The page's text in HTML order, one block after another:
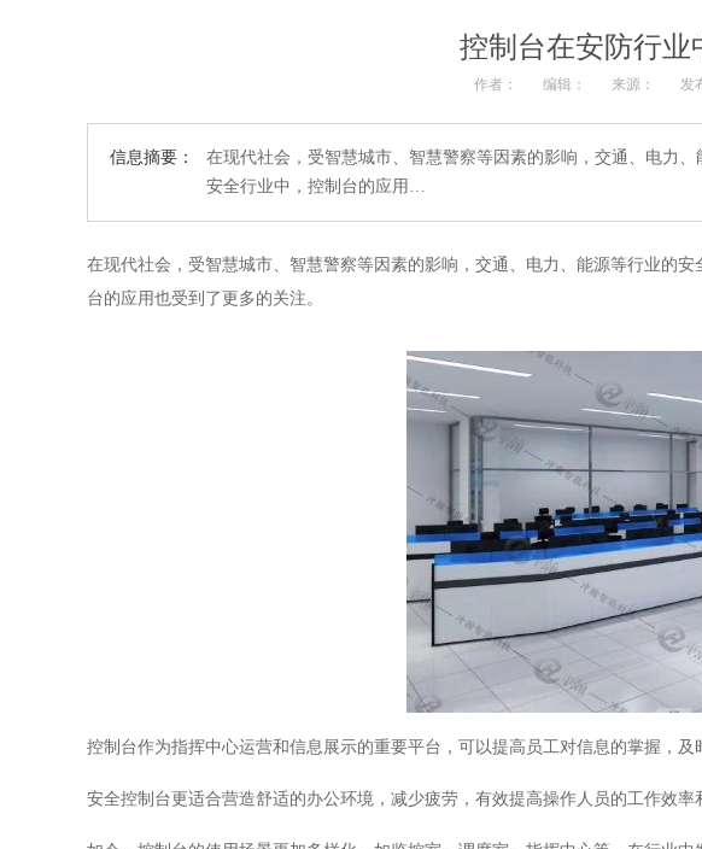
控制台在安防行业
作者： 编辑： 来源： 发
信息摘要：
在现代社会，受智慧城市、智慧警察等因素的影响，交通、电力
安全行业中，控制台的应用…
在现代社会，受智慧城市、智慧警察等因素的影响，交通、电力、能源等行业的
台的应用也受到了更多的关注。
控制台作为指挥中心运营和信息展示的重要平台，可以提高员工对信息的掌握，
安全控制台更适合营造舒适的办公环境，减少疲劳，有效提高操作人员的工作效率